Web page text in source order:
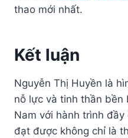
thao mới nhất.
Kết luận
Nguyễn Thị Huyền là
nỗ lực và tinh thần
Nam với hành trình
đạt được không chỉ là